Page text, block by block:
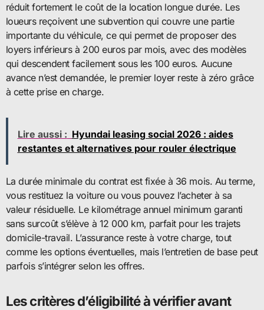
réduit fortement le coût de la location longue durée. Les
loueurs reçoivent une subvention qui couvre une partie
importante du véhicule, ce qui permet de proposer des
loyers inférieurs à 200 euros par mois, avec des modèles
qui descendent facilement sous les 100 euros. Aucune
avance n’est demandée, le premier loyer reste à zéro grâce
à cette prise en charge.
Lire aussi : Hyundai leasing social 2026 : aides
restantes et alternatives pour rouler électrique
La durée minimale du contrat est fixée à 36 mois. Au terme,
vous restituez la voiture ou vous pouvez l’acheter à sa
valeur résiduelle. Le kilométrage annuel minimum garanti
sans surcoût s’élève à 12 000 km, parfait pour les trajets
domicile-travail. L’assurance reste à votre charge, tout
comme les options éventuelles, mais l’entretien de base peut
parfois s’intégrer selon les offres.
Les critères d’éligibilité à vérifier avant